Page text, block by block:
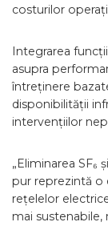
costurilor
Integrarea
asupra
întreținere
disponibilității
intervențiilor
„Eliminarea
pur reprezintă o
rețelelor
mai